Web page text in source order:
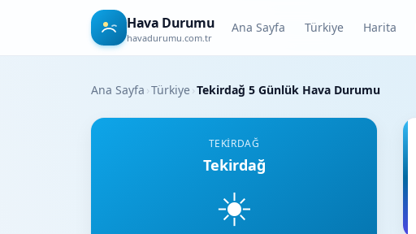
Hava Durumu
havadurumu.com.tr
Ana Sayfa Türkiye Harita
Ana Sayfa ›Türkiye›Tekirdağ 5 Günlük Hava Durumu
TEKIRDAĞ
Tekirdağ
☀️